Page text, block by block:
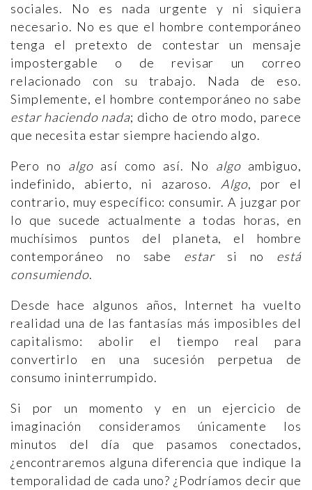
sociales. No es nada urgente y ni siquiera
necesario. No es que el hombre contemporáneo
tenga el pretexto de contestar un mensaje
impostergable o de revisar un correo
relacionado con su trabajo. Nada de eso.
Simplemente, el hombre contemporáneo no sabe
estar haciendo nada; dicho de otro modo, parece
que necesita estar siempre haciendo algo.
Pero no algoasí como así. No algoambiguo,
indefinido, abierto, ni azaroso. Algo, por el
contrario, muy específico: consumir. A juzgar por
lo que sucede actualmente a todas horas, en
muchísimos puntos del planeta, el hombre
contemporáneo no sabe estarsi no está
consumiendo.
Desde hace algunos años, Internet ha vuelto
realidad una de las fantasías más imposibles del
capitalismo: abolir el tiempo real para
convertirlo en una sucesión perpetua de
consumo ininterrumpido.
Si por un momento y en un ejercicio de
imaginación consideramos únicamente los
minutos del día que pasamos conectados,
¿encontraremos alguna diferencia que indique la
temporalidad de cada uno? ¿Podríamos decir que